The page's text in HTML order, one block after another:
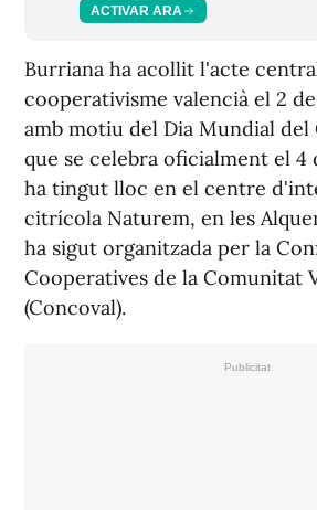
ACTIVAR ARA
Burriana ha acollit l'acte
cooperativisme valencià el 2
amb motiu del Dia Mundial del
que se celebra oficialment el 4
ha tingut lloc en el centre
citrícola Naturem, en les
ha sigut organitzada per la
Cooperatives de la Comunitat
(Concoval).